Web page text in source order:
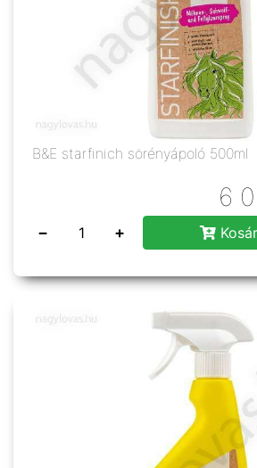
B&E starfinich sörényápoló 500ml
6
− +